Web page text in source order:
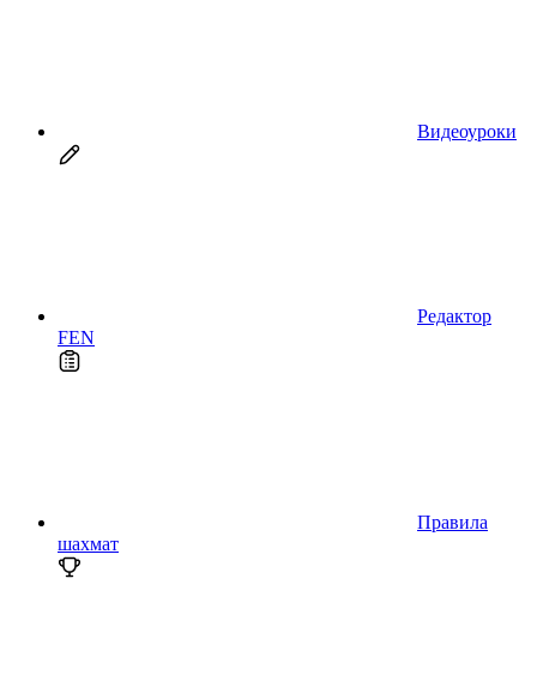
Видеоуроки
Редактор
FEN
Правила
шахмат